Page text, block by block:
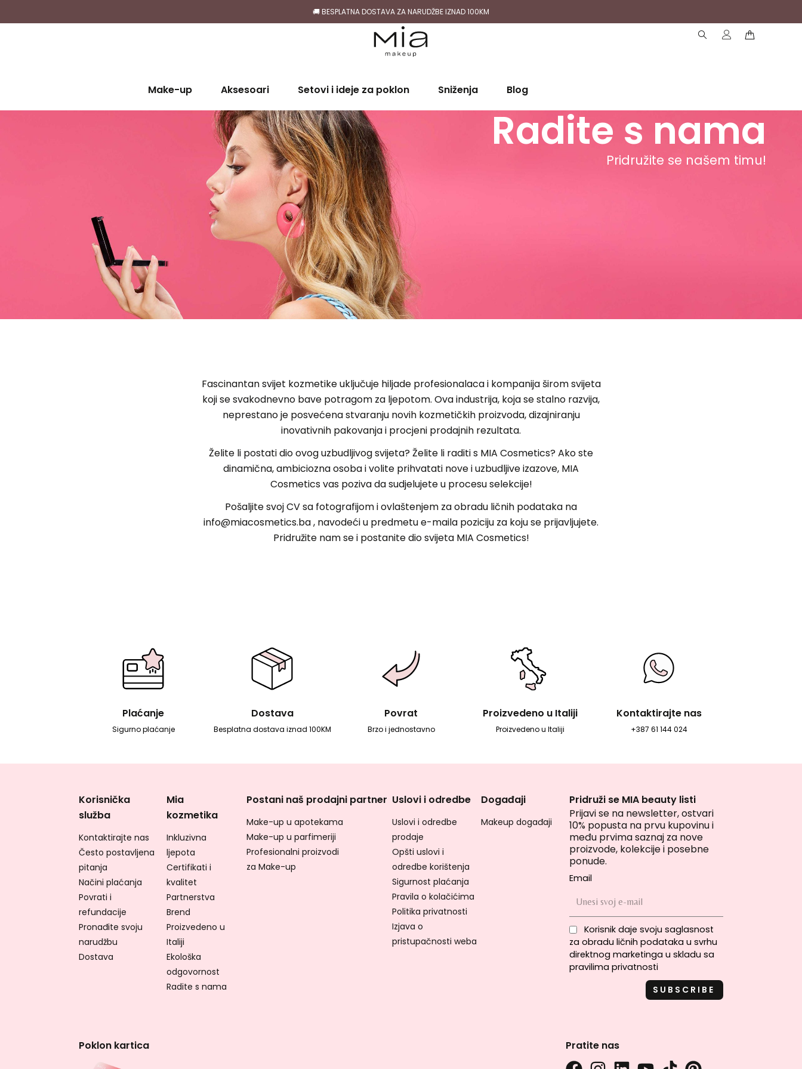
🚚 BESPLATNA DOSTAVA ZA NARUDŽBE IZNAD 100KM
Make-up Aksesoari Setovi i ideje za poklon Sniženja Blog
Radite s nama
Pridružite se našem timu!
Fascinantan svijet kozmetike uključuje hiljade profesionalaca i kompanija širom svijeta
koji se svakodnevno bave potragom za ljepotom. Ova industrija, koja se stalno razvija,
neprestano je posvećena stvaranju novih kozmetičkih proizvoda, dizajniranju
inovativnih pakovanja i procjeni prodajnih rezultata.
Želite li postati dio ovog uzbudljivog svijeta? Želite li raditi s MIA Cosmetics? Ako ste
dinamična, ambiciozna osoba i volite prihvatati nove i uzbudljive izazove, MIA
Cosmetics vas poziva da sudjelujete u procesu selekcije!
Pošaljite svoj CV sa fotografijom i ovlaštenjem za obradu ličnih podataka na
info@miacosmetics.ba , navodeći u predmetu e-maila poziciju za koju se prijavljujete.
Pridružite nam se i postanite dio svijeta MIA Cosmetics!
Plaćanje
Sigurno plaćanje
Dostava
Besplatna dostava iznad 100KM
Povrat
Brzo i jednostavno
Proizvedeno u Italiji
Proizvedeno u Italiji
Kontaktirajte nas
+387 61 144 024
Korisnička
služba
Kontaktirajte nas
Često postavljena
pitanja
Načini plaćanja
Povrati i
refundacije
Pronađite svoju
narudžbu
Dostava
Mia
kozmetika
Inkluzivna
ljepota
Certifikati i
kvalitet
Partnerstva
Brend
Proizvedeno u
Italiji
Ekološka
odgovornost
Radite s nama
Postani naš prodajni partner
Make-up u apotekama
Make-up u parfimeriji
Profesionalni proizvodi
za Make-up
Uslovi i odredbe
Uslovi i odredbe
prodaje
Opšti uslovi i
odredbe korištenja
Sigurnost plaćanja
Pravila o kolačićima
Politika privatnosti
Izjava o
pristupačnosti weba
Događaji
Makeup događaji
Pridruži se MIA beauty listi
Prijavi se na newsletter, ostvari
10% popusta na prvu kupovinu i
među prvima saznaj za nove
proizvode, kolekcije i posebne
ponude.
Email
Korisnik daje svoju saglasnost
za obradu ličnih podataka u svrhu
direktnog marketinga u skladu sa
pravilima privatnosti
Poklon kartica Pratite nas